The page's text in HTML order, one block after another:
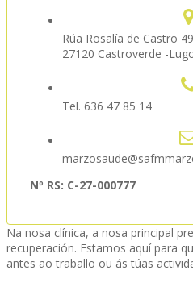
Rúa Rosalía de Castro
27120 Castroverde -
Tel. 636 47 85 14
Nº RS: C-27-000777
Na nosa clínica, a nosa principal
recuperación. Estamos aquí para
antes ao traballo ou ás túas